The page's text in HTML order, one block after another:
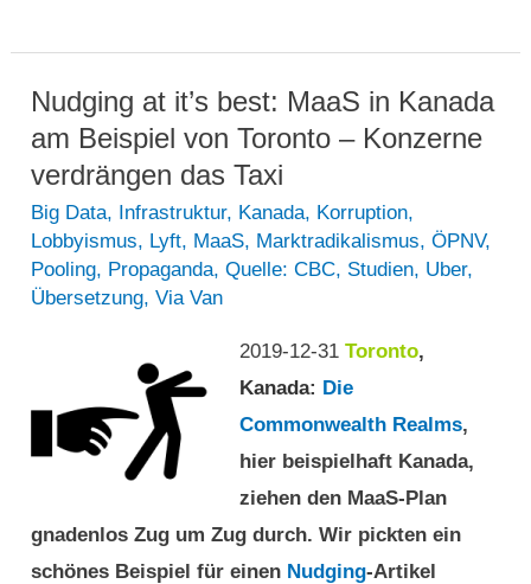
unterstützt
die
„Taxi“-
App
Bolt,
damit
sie
konkurrieren
Nudging at it’s best: MaaS in Kanada
am Beispiel von Toronto – Konzerne
verdrängen das Taxi
Big Data, Infrastruktur, Kanada, Korruption,
Lobbyismus, Lyft, MaaS, Marktradikalismus,ÖPNV,
Pooling, Propaganda,Quelle: CBC, Studien, Uber,
Übersetzung,Via Van
2019-12-31 Toronto,
Kanada: Die
Commonwealth Realms,
hier beispielhaft Kanada,
ziehen den MaaS-Plan
gnadenlos Zug um Zug durch. Wir pickten ein
schönes Beispiel für einen Nudging-Artikel